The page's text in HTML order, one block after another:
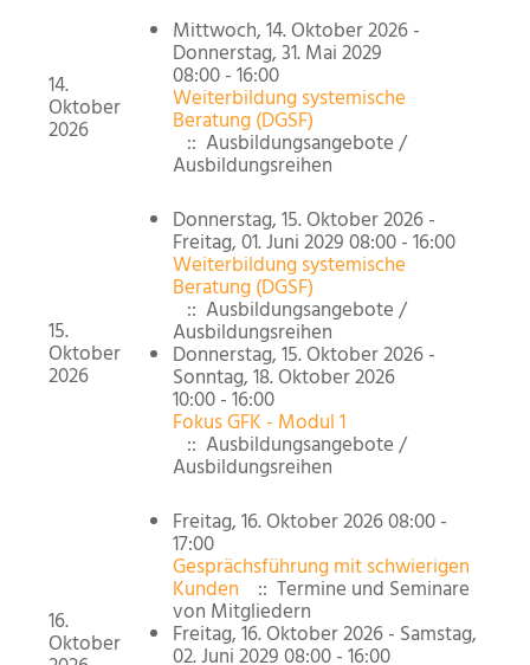
14.
Oktober
2026
Mittwoch, 14. Oktober 2026 -
Donnerstag, 31. Mai 2029
08:00 - 16:00
Weiterbildung systemische
Beratung (DGSF)
:: Ausbildungsangebote /
Ausbildungsreihen
15.
Oktober
2026
Donnerstag, 15. Oktober 2026 -
Freitag, 01. Juni 2029 08:00 - 16:00
Weiterbildung systemische
Beratung (DGSF)
:: Ausbildungsangebote /
Ausbildungsreihen
Donnerstag, 15. Oktober 2026 -
Sonntag, 18. Oktober 2026
10:00 - 16:00
Fokus GFK - Modul 1
:: Ausbildungsangebote /
Ausbildungsreihen
16.
Oktober
Freitag, 16. Oktober 2026 08:00 -
17:00
Gesprächsführung mit schwierigen
Kunden :: Termine und Seminare
von Mitgliedern
Freitag, 16. Oktober 2026 - Samstag,
02. Juni 2029 08:00 - 16:00